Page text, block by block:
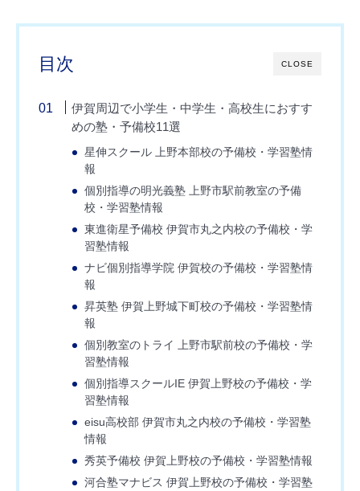
CLOSE
目次
伊賀周辺で小学生・中学生・高校生におすす
めの塾・予備校11選
星伸スクール 上野本部校の予備校・学習塾情
報
個別指導の明光義塾 上野市駅前教室の予備
校・学習塾情報
東進衛星予備校 伊賀市丸之内校の予備校・学
習塾情報
ナビ個別指導学院 伊賀校の予備校・学習塾情
報
昇英塾 伊賀上野城下町校の予備校・学習塾情
報
個別教室のトライ 上野市駅前校の予備校・学
習塾情報
個別指導スクールIE 伊賀上野校の予備校・学
習塾情報
eisu高校部 伊賀市丸之内校の予備校・学習塾
情報
秀英予備校 伊賀上野校の予備校・学習塾情報
河合塾マナビス 伊賀上野校の予備校・学習塾